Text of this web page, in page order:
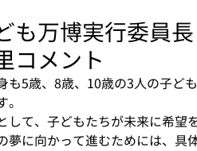
も万博実行委員
コメント
も5歳、8歳、10歳の3人の子ど
して、子どもたちが未来に希望を
夢に向かって進むためには、具